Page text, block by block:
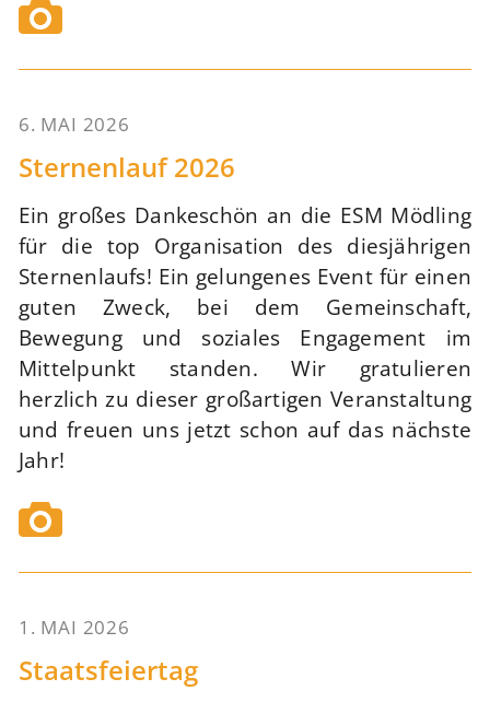
6. MAI 2026
Sternenlauf 2026
Ein großes Dankeschön an die ESM Mödling
für die top Organisation des diesjährigen
Sternenlaufs! Ein gelungenes Event für einen
guten Zweck, bei dem Gemeinschaft,
Bewegung und soziales Engagement im
Mittelpunkt standen. Wir gratulieren
herzlich zu dieser großartigen Veranstaltung
und freuen uns jetzt schon auf das nächste
Jahr!
1. MAI 2026
Staatsfeiertag